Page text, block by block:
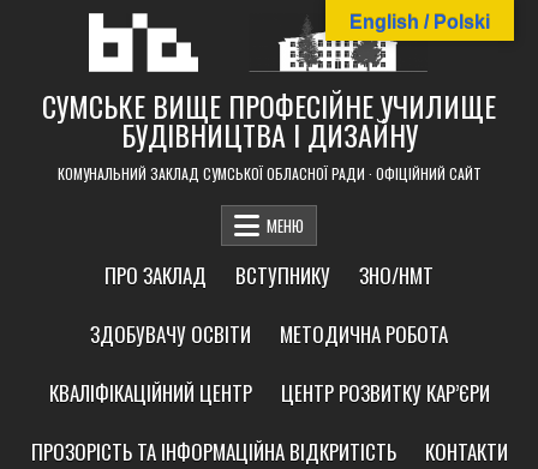
СУМСЬКЕ ВИЩЕ ПРОФЕСІЙНЕ УЧИЛИЩЕ
БУДІВНИЦТВА І ДИЗАЙНУ
КОМУНАЛЬНИЙ ЗАКЛАД СУМСЬКОЇ ОБЛАСНОЇ РАДИ · ОФІЦІЙНИЙ САЙТ
МЕНЮ
ПРО ЗАКЛАД ВСТУПНИКУ
ЗНО/НМТ
ЗДОБУВАЧУ ОСВІТИ
МЕТОДИЧНА РОБОТА
КВАЛІФІКАЦІЙНИЙ ЦЕНТР
ЦЕНТР РОЗВИТКУ КАР’ЄРИ
ПРОЗОРІСТЬ ТА ІНФОРМАЦІЙНА ВІДКРИТІСТЬ
КОНТАКТИ
English / Polski